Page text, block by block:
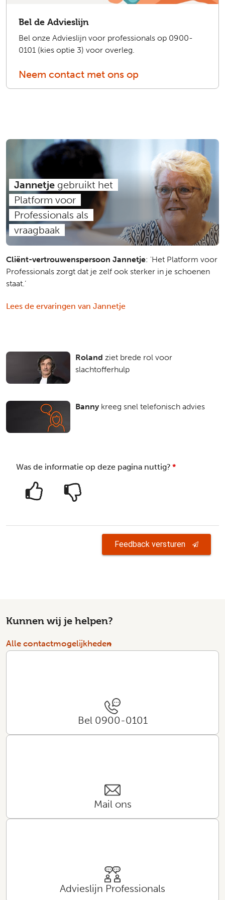
Bel de Advieslijn
Bel onze Advieslijn voor professionals op 0900-
0101 (kies optie 3) voor overleg.
Neem contact met ons op
Jannetje gebruikt het
Platform voor
Professionals als
vraagbaak
Cliënt-vertrouwenspersoon Jannetje: 'Het Platform voor
Professionals zorgt dat je zelf ook sterker in je schoenen
staat.’
Lees de ervaringen van Jannetje
Roland ziet brede rol voor
slachtofferhulp
Banny kreeg snel telefonisch advies
Was de informatie op deze pagina nuttig? *
Feedback versturen
Kunnen wij je helpen?
Alle contactmogelijkheden
Bel 0900-0101
Mail ons
Advieslijn Professionals